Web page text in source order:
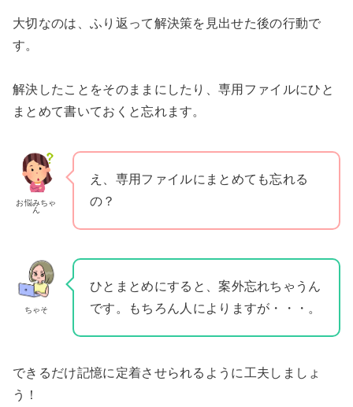
大切なのは、ふり返って解決策を見出せた後の行動で
す。
解決したことをそのままにしたり、専用ファイルにひと
まとめて書いておくと忘れます。
お悩みちゃ
ん
え、専用ファイルにまとめても忘れる
の？
ちゃそ
ひとまとめにすると、案外忘れちゃうん
です。もちろん人によりますが・・・。
できるだけ記憶に定着させられるように工夫しましょ
う！